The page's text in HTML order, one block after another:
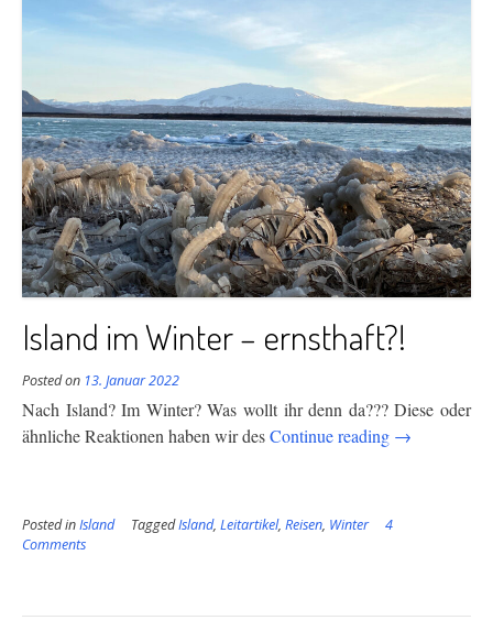
Island im Winter – ernsthaft?!
Posted on 13. Januar 2022
Nach Island? Im Winter? Was wollt ihr denn da??? Diese oder
ähnliche Reaktionen haben wir desContinue reading “Island
→
Posted inIsland TaggedIsland, Leitartikel, Reisen, Winter
4
Comments